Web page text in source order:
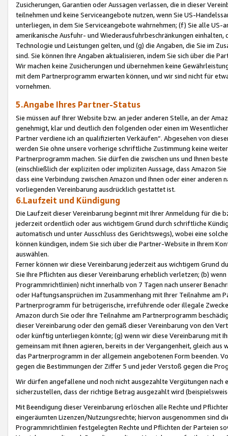
Zusicherungen, Garantien oder Aussagen verlassen, die in dieser
teilnehmen und keine Serviceangebote nutzen, wenn Sie US-
unterliegen, in dem Sie Serviceangebote wahrnehmen; (f) Sie alle
amerikanische Ausfuhr- und Wiederausfuhrbeschränkungen
Technologie und Leistungen gelten, und (g) die Angaben, die Sie im
sind. Sie können Ihre Angaben aktualisieren, indem Sie sich über die
Wir machen keine Zusicherungen und übernehmen keine
mit dem Partnerprogramm erwarten können, und wir sind nicht für
vornehmen.
5.Angabe Ihres Partner-Status
Sie müssen auf Ihrer Website bzw. an jeder anderen Stelle, an der
genehmigt, klar und deutlich den folgenden oder einen im
Partner verdiene ich an qualifizierten Verkäufen“. Abgesehen von
werden Sie ohne unsere vorherige schriftliche Zustimmung keine
Partnerprogramm machen. Sie dürfen die zwischen uns und Ihnen
(einschließlich der expliziten oder impliziten Aussage, dass Amazon
dass eine Verbindung zwischen Amazon und Ihnen oder einer
vorliegenden Vereinbarung ausdrücklich gestattet ist.
6.Laufzeit und Kündigung
Die Laufzeit dieser Vereinbarung beginnt mit Ihrer Anmeldung für die
jederzeit ordentlich oder aus wichtigem Grund durch schriftliche
automatisch und unter Ausschluss des Gerichtswegs), wobei eine
können kündigen, indem Sie sich über die Partner-Website in Ihrem
auswählen.
Ferner können wir diese Vereinbarung jederzeit aus wichtigem Grund
Sie Ihre Pflichten aus dieser Vereinbarung erheblich verletzen; (b)
Programmrichtlinien) nicht innerhalb von 7 Tagen nach unserer
oder Haftungsansprüchen im Zusammenhang mit Ihrer Teilnahme am
Partnerprogramm für betrügerische, irreführende oder illegale
Amazon durch Sie oder Ihre Teilnahme am Partnerprogramm
dieser Vereinbarung oder den gemäß dieser Vereinbarung von den
oder künftig unterliegen könnte; (g) wenn wir diese Vereinbarung mit
gemeinsam mit Ihnen agieren, bereits in der Vergangenheit, gleich
das Partnerprogramm in der allgemein angebotenen Form beenden.
gegen die Bestimmungen der Ziffer 5 und jeder Verstoß gegen die
Wir dürfen angefallene und noch nicht ausgezahlte Vergütungen
sicherzustellen, dass der richtige Betrag ausgezahlt wird
Mit Beendigung dieser Vereinbarung erlöschen alle Rechte und
eingeräumten Lizenzen/Nutzungsrechte; hiervon ausgenommen sind
Programmrichtlinien festgelegten Rechte und Pflichten der Parteien